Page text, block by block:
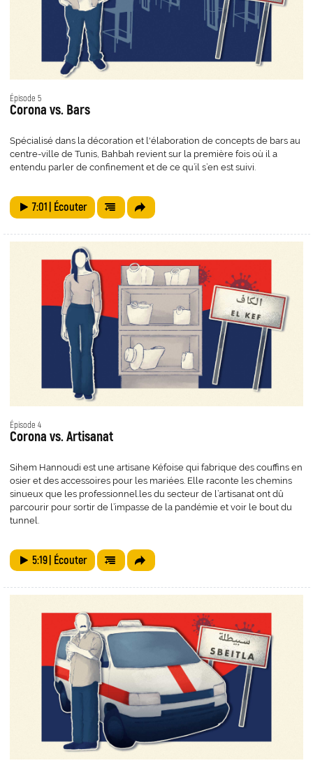
Épisode 5
Corona vs. Bars
Spécialisé dans la décoration et l'élaboration de concepts de bars au
centre-ville de Tunis, Bahbah revient sur la première fois où il a
entendu parler de confinement et de ce qu’il s’en est suivi.
7:01 | Écouter
Épisode 4
Corona vs. Artisanat
Sihem Hannoudi est une artisane Kéfoise qui fabrique des couffins en
osier et des accessoires pour les mariées. Elle raconte les chemins
sinueux que les professionnel.les du secteur de l’artisanat ont dû
parcourir pour sortir de l’impasse de la pandémie et voir le bout du
tunnel.
5:19| Écouter